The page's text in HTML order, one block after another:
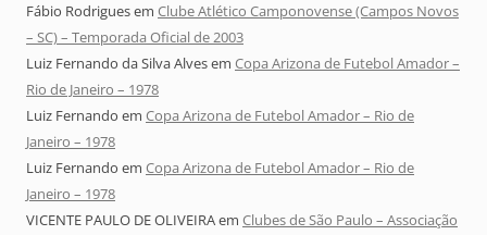
Fábio Rodriguesem Clube Atlético Camponovense (Campos Novos
– SC) – Temporada Oficial de 2003
Luiz Fernando da Silva Alvesem Copa Arizona de Futebol Amador –
Rio de Janeiro – 1978
Luiz Fernando em Copa Arizona de Futebol Amador – Rio de
Janeiro – 1978
Luiz Fernando em Copa Arizona de Futebol Amador – Rio de
Janeiro – 1978
VICENTE PAULO DE OLIVEIRAem Clubes de São Paulo – Associação